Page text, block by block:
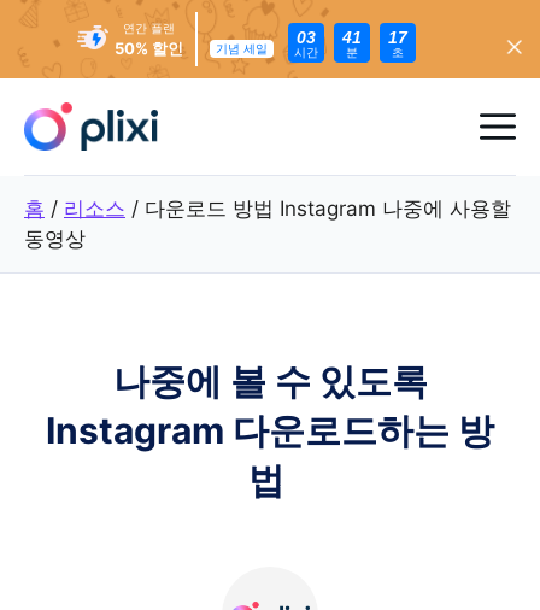
뛰
50% 할인
연간 플랜
기념 세일
03
시간
41
분
15
초
메
홈 / 리소스 / 다운로드 방법 Instagram 나중에 사용할
동영상
나중에 볼 수 있도록
Instagram 다운로드하는 방
법